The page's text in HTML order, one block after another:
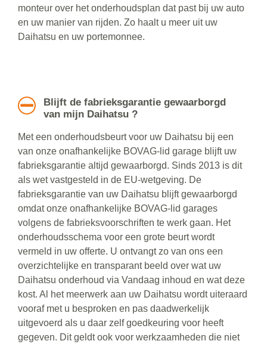
monteur over het onderhoudsplan dat past bij uw auto
en uw manier van rijden. Zo haalt u meer uit uw
Daihatsu en uw portemonnee.
Blijft de fabrieksgarantie gewaarborgd
van mijn Daihatsu ?
Met een onderhoudsbeurt voor uw Daihatsu bij een
van onze onafhankelijke BOVAG-lid garage blijft uw
fabrieksgarantie altijd gewaarborgd. Sinds 2013 is dit
als wet vastgesteld in de EU-wetgeving. De
fabrieksgarantie van uw Daihatsu blijft gewaarborgd
omdat onze onafhankelijke BOVAG-lid garages
volgens de fabrieksvoorschriften te werk gaan. Het
onderhoudsschema voor een grote beurt wordt
vermeld in uw offerte. U ontvangt zo van ons een
overzichtelijke en transparant beeld over wat uw
Daihatsu onderhoud via Vandaag inhoud en wat deze
kost. Al het meerwerk aan uw Daihatsu wordt uiteraard
vooraf met u besproken en pas daadwerkelijk
uitgevoerd als u daar zelf goedkeuring voor heeft
gegeven. Dit geldt ook voor werkzaamheden die niet